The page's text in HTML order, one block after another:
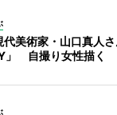
代美術家・山口真人
」 自撮り女性描く